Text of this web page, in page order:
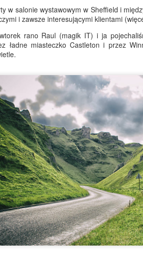
w salonie wystawowym w Sheffield i
i zawsze interesującymi klientami
rano Raul (magik IT) i ja
ładne miasteczko Castleton i przez
JUN
26
Flirtowanie z
niebezpieczeństwem
JUN
19